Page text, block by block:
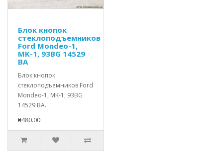
Блок кнопок
стеклоподъемников
Ford Mondeo-1,
MK-1, 93BG 14529
BA
Блок кнопок
стеклоподъемников Ford
Mondeo-1, MK-1, 93BG
14529 BA..
₴480.00